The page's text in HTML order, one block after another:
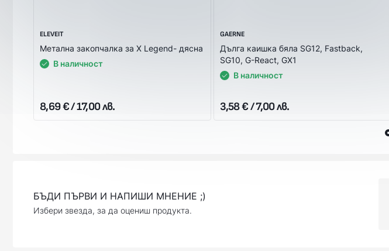
ELEVEIT
Метална закопчалка за X Legend- дясна
В наличност
8,69 € / 17,00 лв.
GAERNE
Дълга каишка бяла SG12, Fastback,
SG10, G-React, GX1
В наличност
3,58 € / 7,00 лв.
БЪДИ ПЪРВИ И НАПИШИ МНЕНИЕ ;)
Избери звезда, за да оцениш продукта.